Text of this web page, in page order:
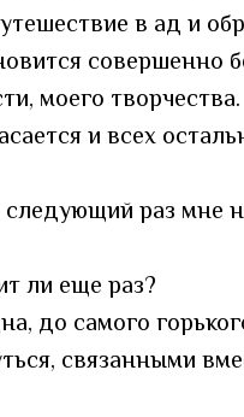
в ад и
совершенно
моего творчества.
и всех
раз мне
ли еще раз?
до самого
связанными